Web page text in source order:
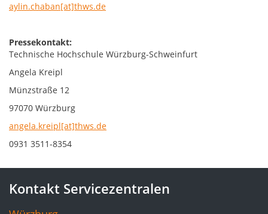
aylin.chaban[at]thws.de
Pressekontakt:
Technische Hochschule Würzburg-Schweinfurt
Angela Kreipl
Münzstraße 12
97070 Würzburg
angela.kreipl[at]thws.de
0931 3511-8354
Kontakt Servicezentralen